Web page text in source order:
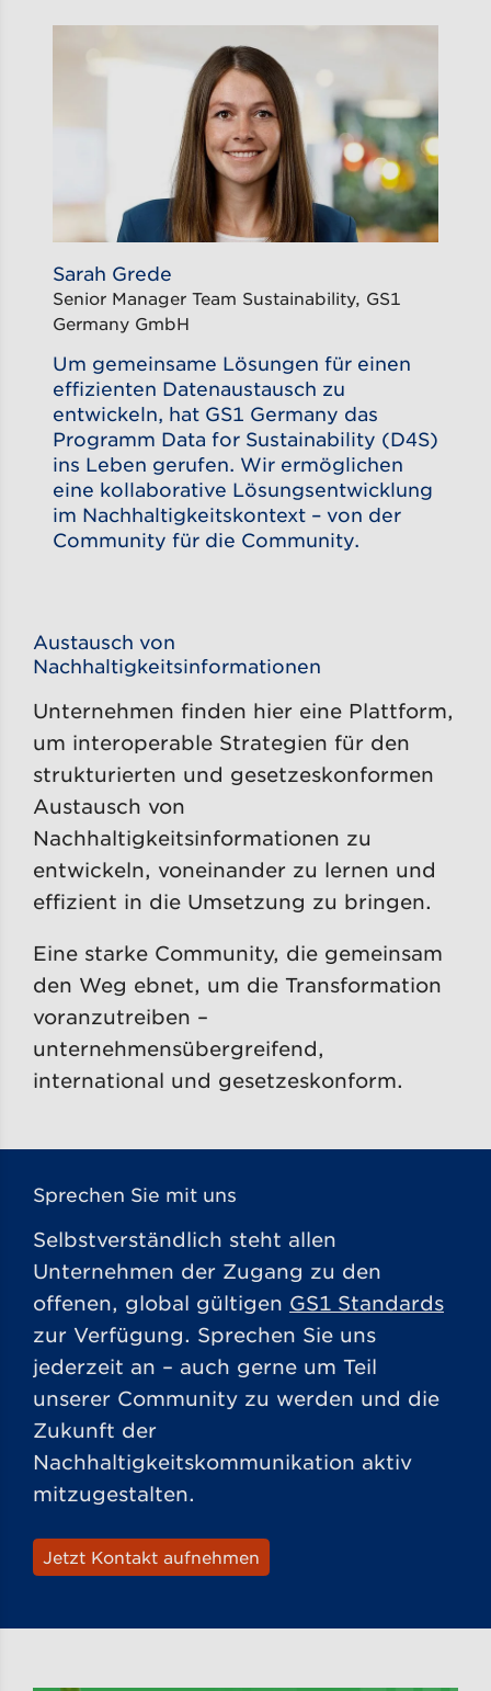
Um gemeinsame Lösungen für einen
effizienten Datenaustausch zu
entwickeln, hat GS1 Germany das
Programm Data for Sustainability (D4S)
ins Leben gerufen. Wir ermöglichen
eine kollaborative Lösungsentwicklung
im Nachhaltigkeitskontext – von der
Community für die Community​.
Sarah Grede
Senior Manager Team Sustainability, GS1
Germany GmbH
Austausch von
Nachhaltigkeitsinformationen
Unternehmen finden hier eine Plattform,
um interoperable Strategien für den
strukturierten und gesetzeskonformen
Austausch von
Nachhaltigkeitsinformationen zu
entwickeln, voneinander zu lernen und
effizient in die Umsetzung zu bringen.
Eine starke Community, die gemeinsam
den Weg ebnet, um die Transformation
voranzutreiben –
unternehmensübergreifend,
international und gesetzeskonform.
Sprechen Sie mit uns
Selbstverständlich steht allen
Unternehmen der Zugang zu den
offenen, global gültigen GS1 Standards
zur Verfügung. Sprechen Sie uns
jederzeit an – auch gerne um Teil
unserer Community zu werden und die
Zukunft der
Nachhaltigkeitskommunikation aktiv
mitzugestalten.
Jetzt Kontakt aufnehmen